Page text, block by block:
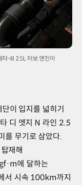
-III 2.5L 터보 엔진이
이 입지를 넓히기
디 엣지 N 라인 2.5
를 무기로 삼았다.
재해
에 달하는
서 시속 100km까지